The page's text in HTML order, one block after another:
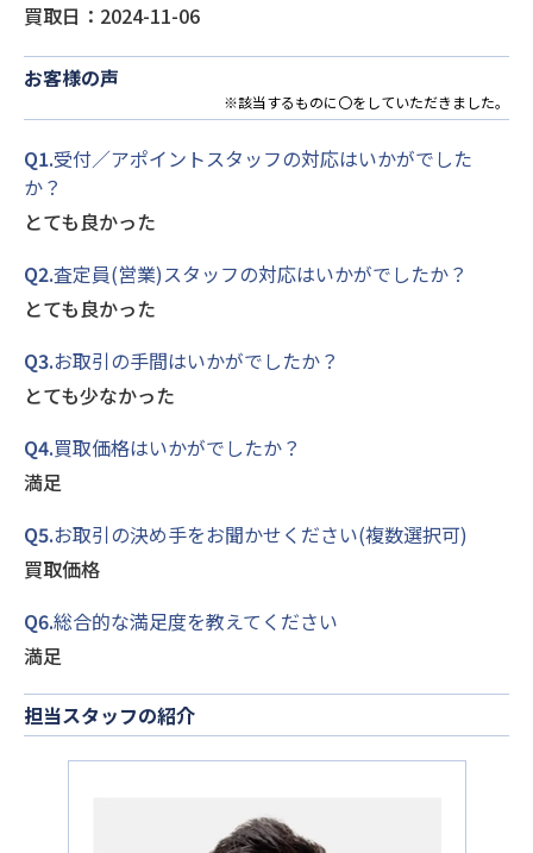
買取日：2024-11-06
お客様の声
※該当するものに〇をしていただきました。
Q1.受付／アポイントスタッフの対応はいかがでした
か？
とても良かった
Q2.査定員(営業)スタッフの対応はいかがでしたか？
とても良かった
Q3.お取引の手間はいかがでしたか？
とても少なかった
Q4.買取価格はいかがでしたか？
満足
Q5.お取引の決め手をお聞かせください(複数選択可)
買取価格
Q6.総合的な満足度を教えてください
満足
担当スタッフの紹介